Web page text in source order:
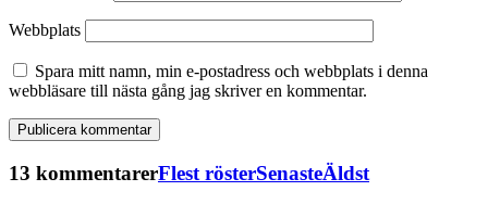
Webbplats
Spara mitt namn, min e-postadress och webbplats i denna
webbläsare till nästa gång jag skriver en kommentar.
13 kommentarerFlest rösterSenasteÄldst